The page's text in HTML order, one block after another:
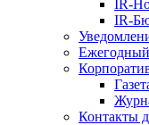
IR-
IR-
Ежегодный
Контакты